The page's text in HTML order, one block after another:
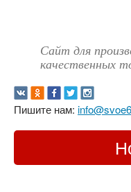
Сайт для
качественных
Пишите нам: